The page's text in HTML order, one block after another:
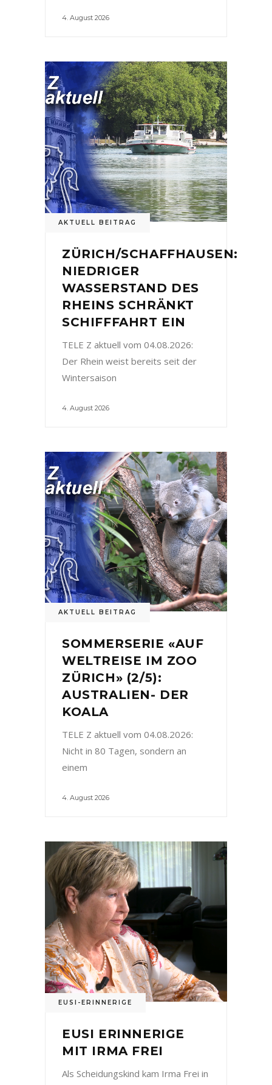
4. August 2026
AKTUELL BEITRAG
ZÜRICH/SCHAFFHAUSEN:
NIEDRIGER
WASSERSTAND DES
RHEINS SCHRÄNKT
SCHIFFFAHRT EIN
TELE Z aktuell vom 04.08.2026:
Der Rhein weist bereits seit der
Wintersaison
4. August 2026
AKTUELL BEITRAG
SOMMERSERIE «AUF
WELTREISE IM ZOO
ZÜRICH» (2/5):
AUSTRALIEN- DER
KOALA
TELE Z aktuell vom 04.08.2026:
Nicht in 80 Tagen, sondern an
einem
4. August 2026
EUSI-ERINNERIGE
EUSI ERINNERIGE
MIT IRMA FREI
Als Scheidungskind kam Irma Frei in